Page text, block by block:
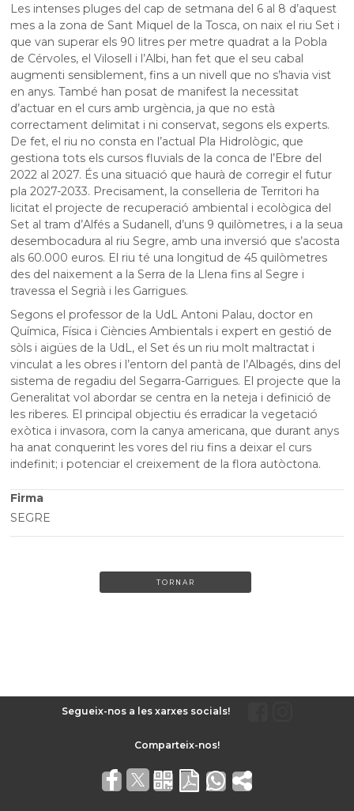
Les intenses pluges del cap de setmana del 6 al 8 d’aquest
mes a la zona de Sant Miquel de la Tosca, on naix el riu Set i
que van superar els 90 litres per metre quadrat a la Pobla
de Cérvoles, el Vilosell i l’Albi, han fet que el seu cabal
augmenti sensiblement, fins a un nivell que no s’havia vist
en anys. També han posat de manifest la necessitat
d’actuar en el curs amb urgència, ja que no està
correctament delimitat i ni conservat, segons els experts.
De fet, el riu no consta en l’actual Pla Hidrològic, que
gestiona tots els cursos fluvials de la conca de l’Ebre del
2022 al 2027. És una situació que haurà de corregir el futur
pla 2027-2033. Precisament, la conselleria de Territori ha
licitat el projecte de recuperació ambiental i ecològica del
Set al tram d’Alfés a Sudanell, d’uns 9 quilòmetres, i a la seua
desembocadura al riu Segre, amb una inversió que s’acosta
als 60.000 euros. El riu té una longitud de 45 quilòmetres
des del naixement a la Serra de la Llena fins al Segre i
travessa el Segrià i les Garrigues.
Segons el professor de la UdL Antoni Palau, doctor en
Química, Física i Ciències Ambientals i expert en gestió de
sòls i aigües de la UdL, el Set és un riu molt maltractat i
vinculat a les obres i l’entorn del pantà de l’Albagés, dins del
sistema de regadiu del Segarra-Garrigues. El projecte que la
Generalitat vol abordar se centra en la neteja i definició de
les riberes. El principal objectiu és erradicar la vegetació
exòtica i invasora, com la canya americana, que durant anys
ha anat conquerint les vores del riu fins a deixar el curs
indefinit; i potenciar el creixement de la flora autòctona.
Firma
SEGRE
TORNAR
Segueix-nos a les xarxes socials!